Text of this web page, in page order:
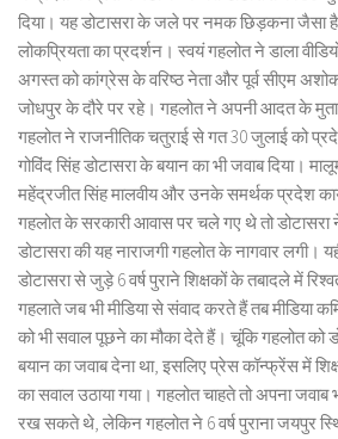
दिया। यह डोटासरा के जले पर नमक छिड़कना
लोकप्रियता का प्रदर्शन। स्वयं गहलोत ने डाला
अगस्त को कांग्रेस के वरिष्ठ नेता और पूर्व सीएम
जोधपुर के दौरे पर रहे। गहलोत ने अपनी आदत के
गहलोत ने राजनीतिक चतुराई से गत 30 जुलाई को
गोविंद सिंह डोटासरा के बयान का भी जवाब दिया।
महेंद्रजीत सिंह मालवीय और उनके समर्थक प्रदेश
गहलोत के सरकारी आवास पर चले गए थे तो डोटासरा
डोटासरा की यह नाराजगी गहलोत के नागवार लगी।
डोटासरा से जुड़े 6 वर्ष पुराने शिक्षकों के तबादले में
गहलाते जब भी मीडिया से संवाद करते हैं तब मीडिया
को भी सवाल पूछने का मौका देते हैं। चूंकि गहलोत को
बयान का जवाब देना था, इसलिए प्रेस कॉन्फ्रेंस में
का सवाल उठाया गया। गहलोत चाहते तो अपना
रख सकते थे, लेकिन गहलोत ने 6 वर्ष पुराना जयपुर